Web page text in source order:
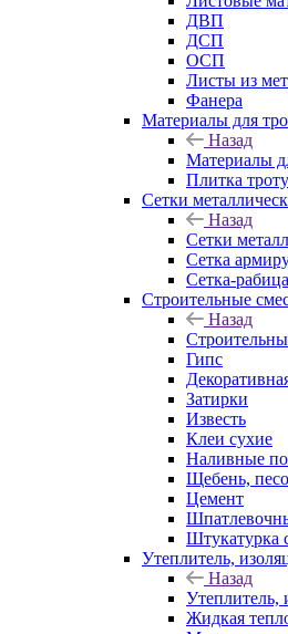
ДВП
ДСП
ОСП
Листы из
Фанера
Материалы для
Назад
Материалы
Плитка
Сетки
Назад
Сетки
Сетка
Сетка-рабица
Строительные
Назад
Гипс
Затирки
Известь
Клеи сухие
Наливные
Щебень,
Цемент
Штукатурка
Утеплитель,
Назад
Утеплитель,
Жидкая